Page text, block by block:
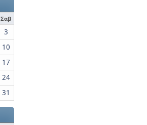
Σαβ
3
10
17
24
31